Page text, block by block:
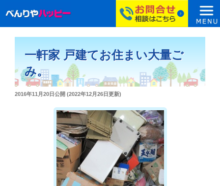
一軒家 戸建てお住まい大量ご
み。
投
2016年11月20日公開 (2022年12月26日更新)